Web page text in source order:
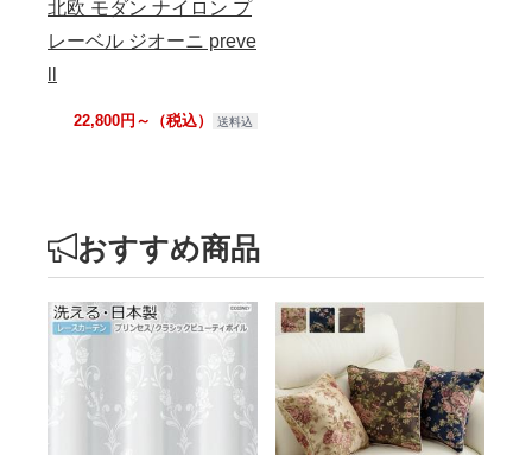
北欧 モダン ナイロン プ
レーベル ジオーニ preve
22,800円～（税込） 送料込
おすすめ商品